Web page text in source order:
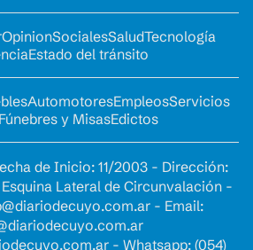
OpinionSocialesSaludTecnología
Estado del tránsito
AutomotoresEmpleosServicios
y MisasEdictos
de Inicio: 11/2003 - Dirección:
Lateral de Circunvalación -
- Email:
- Whatsapp: (054)